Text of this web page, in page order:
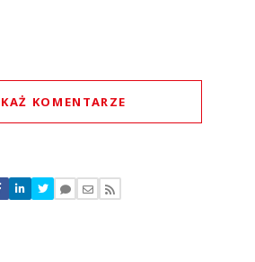
KOMENTARZE
znaleziono komentarzy
swoje komentarze